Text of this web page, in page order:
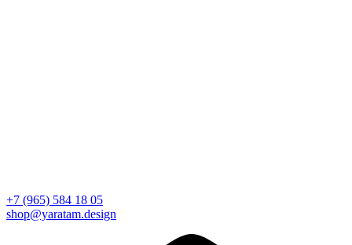
+7 (965) 584 18 05
shop@yaratam.design